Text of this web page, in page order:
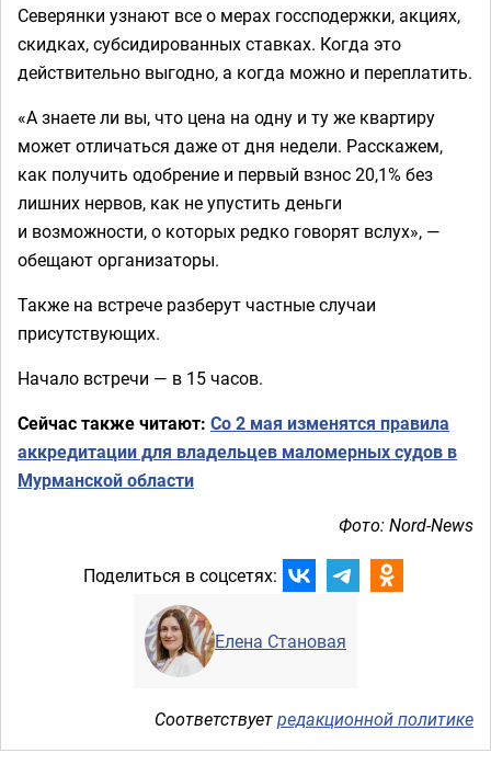
Северянки узнают все о мерах госсподержки, акциях,
скидках, субсидированных ставках. Когда это
действительно выгодно, а когда можно и переплатить.
«А знаете ли вы, что цена на одну и ту же квартиру
может отличаться даже от дня недели. Расскажем,
как получить одобрение и первый взнос 20,1% без
лишних нервов, как не упустить деньги
и возможности, о которых редко говорят вслух», —
обещают организаторы.
Также на встрече разберут частные случаи
присутствующих.
Начало встречи — в 15 часов.
Сейчас также читают: Со 2 мая изменятся правила
аккредитации для владельцев маломерных судов в
Мурманской области
Фото: Nord-News
Поделиться в соцсетях:
Елена Становая
Соответствуетредакционной политике